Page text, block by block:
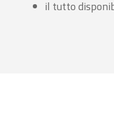
il tutto